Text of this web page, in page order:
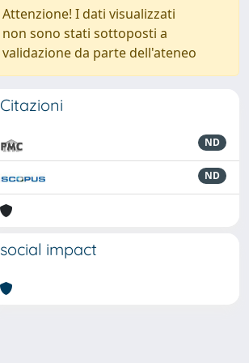
Attenzione! I dati visualizzati
non sono stati sottoposti a
validazione da parte dell'ateneo
Citazioni
ND
ND
social impact